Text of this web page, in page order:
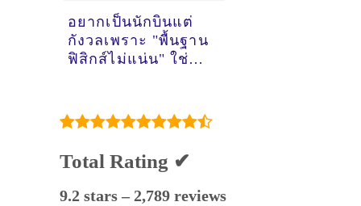
อยากเป็นนักบินแต่
กังวลเพราะ "พื้นฐาน
ฟิสิกส์ไม่แน่น" ใช่
Total Rating ✔
9.2 stars – 2,789 reviews